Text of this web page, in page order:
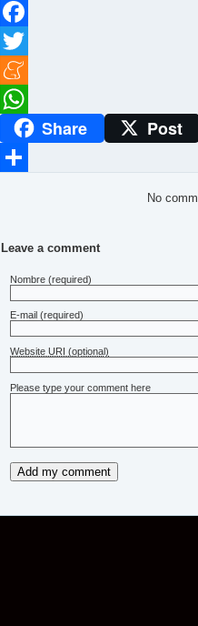
Facebook
Twitter
Meneame
WhatsAppShare Post
No
Leave a comment
Nombre (required)
E-mail (required)
Website URI (optional)
Please type your comment here